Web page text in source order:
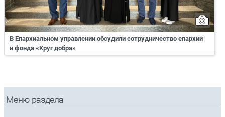
В Епархиальном управлении обсудили сотрудничество епархии
и фонда «Круг добра»
Меню раздела